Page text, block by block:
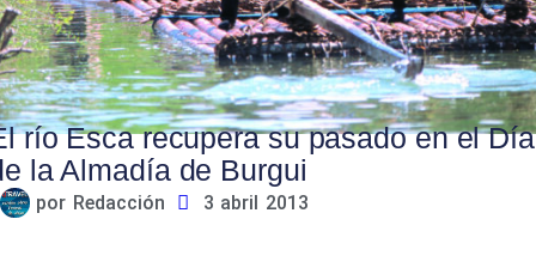
río Esca recupera su pasado en el Día
la Almadía de Burgui
por Redacción 3 abril 2013